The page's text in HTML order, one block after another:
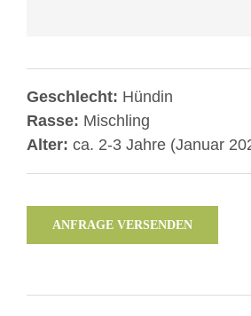
Geschlecht: Hündin
Rasse: Mischling
Alter: ca. 2-3 Jahre (Januar
ANFRAGE VERSENDEN